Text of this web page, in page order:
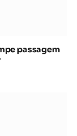
passagem